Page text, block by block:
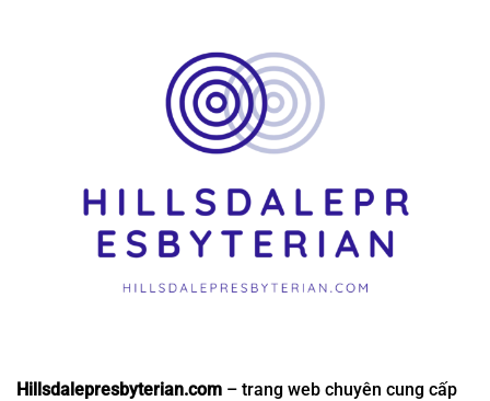
Hillsdalepresbyterian.com – trang web chuyên cung cấp